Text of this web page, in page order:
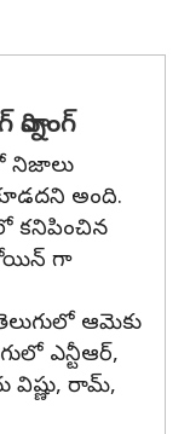
నిజాలు
అంది.
కనిపించిన
గా
ఆమెకు
ఎన్టీఆర్,
రామ్,